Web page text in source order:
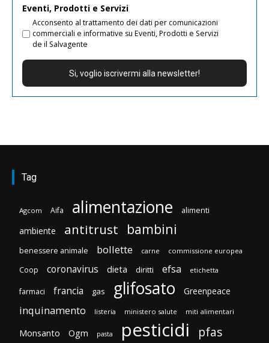
Eventi, Prodotti e Servizi
Acconsento al trattamento dei dati per comunicazioni
commerciali e informative su Eventi, Prodotti e Servizi
de il Salvagente
Tag
Agcom Aifa alimentazione alimenti
ambiente antitrust bambini
benessere animale bollette carne commissione europea
Coop coronavirus dieta diritti efsa etichetta
farmaci francia gas glifosato Greenpeace
inquinamento listeria ministero salute miti alimentari
Monsanto Ogm pasta pesticidi pfas